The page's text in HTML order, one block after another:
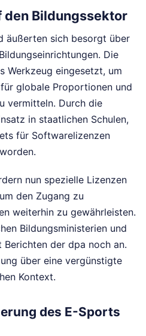
den Bildungssektor
äußerten sich besorgt über
Die
Werkzeug eingesetzt, um
globale Proportionen und
vermitteln. Durch die
in staatlichen Schulen,
für Softwarelizenzen
nun spezielle Lizenzen
den Zugang zu
weiterhin zu gewährleisten.
Bildungsministerien und
der dpa noch an.
über eine vergünstigte
Kontext.
des E-Sports